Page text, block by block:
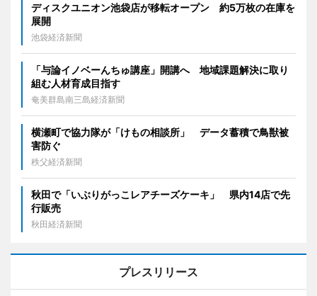
ディスクユニオン池袋店が移転オープン 約5万枚の在庫を
展開
池袋経済新聞
「与論イノベーんちゅ講座」開講へ 地域課題解決に取り
組む人材育成目指す
奄美群島南三島経済新聞
横瀬町で協力隊が「けもの相談所」 データ蓄積で鳥獣被
害防ぐ
秩父経済新聞
秋田で「いぶりがっこレアチーズケーキ」 県内14店で先
行販売
秋田経済新聞
プレスリリース